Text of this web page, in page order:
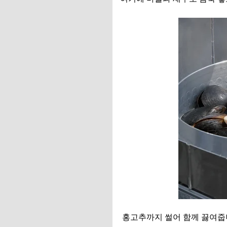
홍고추까지 썰어 함께 끓여